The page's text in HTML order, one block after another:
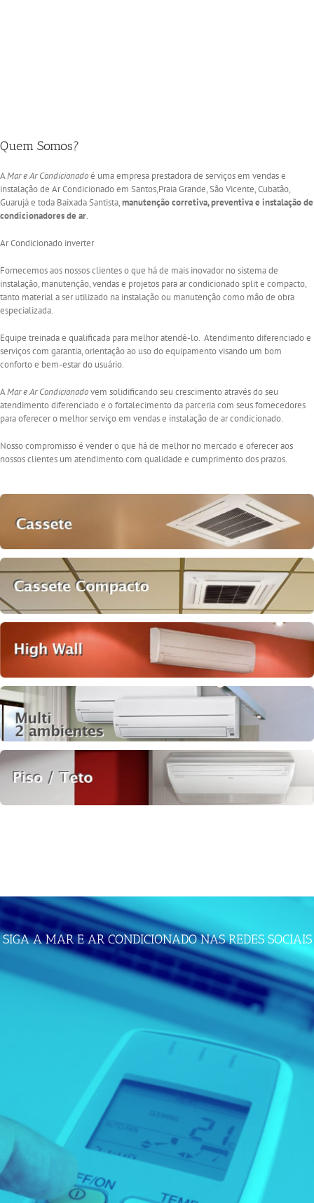
Quem Somos?
AMar e Ar Condicionadoé uma empresa prestadora de serviços em vendas e
instalação de Ar Condicionado em Santos,Praia Grande, São Vicente, Cubatão,
Guarujá e toda Baixada Santista,manutenção corretiva, preventiva e instalação de
condicionadores de ar.
Ar Condicionado inverter
Fornecemos aos nossos clientes o que há de mais inovador no sistema de
instalação, manutenção, vendas e projetos para ar condicionado split e compacto,
tanto material a ser utilizado na instalação ou manutenção como mão de obra
especializada.
Equipe treinada e qualificada para melhor atendê-lo. Atendimento diferenciado e
serviços com garantia, orientação ao uso do equipamento visando um bom
conforto e bem-estar do usuário.
AMar e Ar Condicionadovem solidificando seu crescimento através do seu
atendimento diferenciado e o fortalecimento da parceria com seus fornecedores
para oferecer o melhor serviço em vendas e instalação de ar condicionado.
Nosso compromisso é vender o que há de melhor no mercado e oferecer aos
nossos clientes um atendimento com qualidade e cumprimento dos prazos.
SIGA A MAR E AR CONDICIONADO NAS REDES SOCIAIS